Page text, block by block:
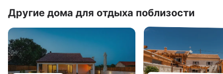
Другие дома для отдыха поблизости